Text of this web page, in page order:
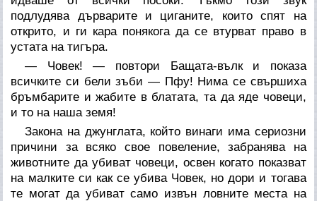
подлудява дърварите и циганите, които спят на
открито, и ги кара понякога да се втурват право в
устата на тигъра.
— Човек! — повтори Бащата-вълк и показа
всичките си бели зъби — Пфу! Нима се свършиха
бръмбарите и жабите в блатата, та да яде човеци,
и то на наша земя!
Закона на джунглата, който винаги има сериозни
причини за всяко свое повеление, забранява на
животните да убиват човеци, освен когато показват
на малките си как се убива Човек, но дори и тогава
те могат да убиват само извън ловните места на